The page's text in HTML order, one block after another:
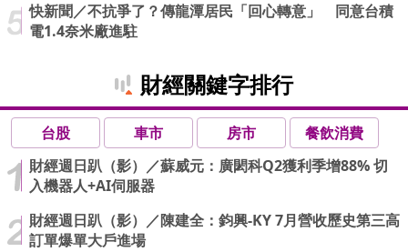
快新聞／不抗爭了？傳龍潭居民「回心轉意」 同意台積
電1.4奈米廠進駐
財經關鍵字排行
台股 車市 房市
餐飲消費
財經週日趴（影）／蘇威元：廣閎科Q2獲利季增88% 切
入機器人+AI伺服器
財經週日趴（影）／陳建全：鈞興-KY 7月營收歷史第三高
訂單爆單大戶進場